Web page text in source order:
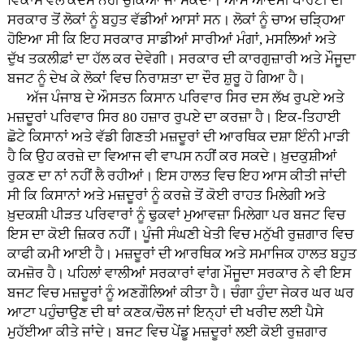
ਸਰਕਾਰ ਤੋਂ ਲੋਕਾਂ ਨੂੰ ਬਹੁਤ ਵੱਡੀਆਂ ਆਸਾਂ ਸਨ। ਲੋਕਾਂ ਨੂੰ ਚਾਅ ਚੜ੍ਹਿਆ
ਹੋਇਆ ਸੀ ਕਿ ਇਹ ਸਰਕਾਰ ਸਾਡੀਆਂ ਸਾਰੀਆਂ ਮੰਗਾਂ, ਮਸਲਿਆਂ ਅਤੇ
ਦੁੱਖ ਤਕਲੀਫ਼ਾਂ ਦਾ ਹੱਲ ਕਰ ਦੇਵੇਗੀ। ਸਰਕਾਰ ਦੀ ਕਾਰਗੁਜ਼ਾਰੀ ਅਤੇ ਮੌਜੂਦਾ
ਬਜਟ ਨੂੰ ਦੇਖ ਕੇ ਲੋਕਾਂ ਵਿਚ ਨਿਰਾਸ਼ਤਾ ਦਾ ਦੌਰ ਸ਼ੁਰੂ ਹੋ ਗਿਆ ਹੈ।
ਅੱਜ ਪੰਜਾਬ ਦੇ ਔਸਤਨ ਕਿਸਾਨ ਪਰਿਵਾਰ ਸਿਰ ਦਸ ਲੱਖ ਰੁਪਏ ਅਤੇ
ਮਜ਼ਦੂਰਾਂ ਪਰਿਵਾਰ ਸਿਰ 80 ਹਜ਼ਾਰ ਰੁਪਏ ਦਾ ਕਰਜ਼ਾ ਹੈ। ਇਕ-ਤਿਹਾਈ
ਛੋਟੇ ਕਿਸਾਨਾਂ ਅਤੇ ਵੱਡੀ ਗਿਣਤੀ ਮਜ਼ਦੂਰਾਂ ਦੀ ਆਰਥਿਕ ਦਸ਼ਾ ਇੰਨੀ ਮਾੜੀ
ਹੈ ਕਿ ਉਹ ਕਰਜ਼ੇ ਦਾ ਵਿਆਜ ਵੀ ਵਾਪਸ ਨਹੀਂ ਕਰ ਸਕਦੇ। ਖ਼ੁਦਕੁਸ਼ੀਆਂ
ਰੁਕਣ ਦਾ ਨਾਂ ਨਹੀਂ ਲੈ ਰਹੀਆਂ। ਇਸ ਹਾਲਤ ਵਿਚ ਇਹ ਆਸ ਕੀਤੀ ਜਾਂਦੀ
ਸੀ ਕਿ ਕਿਸਾਨਾਂ ਅਤੇ ਮਜ਼ਦੂਰਾਂ ਨੂੰ ਕਰਜ਼ੇ ਤੋਂ ਕੋਈ ਰਾਹਤ ਮਿਲੇਗੀ ਅਤੇ
ਖ਼ੁਦਕਸ਼ੀ ਪੀੜਤ ਪਰਿਵਾਰਾਂ ਨੂੰ ਢੁਕਵਾਂ ਮੁਆਵਜ਼ਾ ਮਿਲੇਗਾ ਪਰ ਬਜਟ ਵਿਚ
ਇਸ ਦਾ ਕੋਈ ਜ਼ਿਕਰ ਨਹੀਂ। ਪੂੰਜੀ ਸੰਘਣੀ ਖੇਤੀ ਵਿਚ ਮਨੁੱਖੀ ਰੁਜ਼ਗਾਰ ਵਿਚ
ਕਾਫੀ ਕਮੀ ਆਈ ਹੈ। ਮਜ਼ਦੂਰਾਂ ਦੀ ਆਰਥਿਕ ਅਤੇ ਸਮਾਜਿਕ ਹਾਲਤ ਬਹੁਤ
ਕਮਜ਼ੋਰ ਹੈ। ਪਹਿਲਾਂ ਵਾਲੀਆਂ ਸਰਕਾਰਾਂ ਵਾਂਗ ਮੌਜੂਦਾ ਸਰਕਾਰ ਨੇ ਵੀ ਇਸ
ਬਜਟ ਵਿਚ ਮਜ਼ਦੂਰਾਂ ਨੂੰ ਅਣਗੌਲਿਆਂ ਕੀਤਾ ਹੈ। ਚੰਗਾ ਹੁੰਦਾ ਜੇਕਰ ਘਰ ਘਰ
ਆਟਾ ਪਹੁੰਚਾਉਣ ਦੀ ਥਾਂ ਕਣਕ/ਚੌਲ ਜਾਂ ਇਨ੍ਹਾਂ ਦੀ ਖਰੀਦ ਲਈ ਪੈਸੇ
ਮੁਹੱਈਆ ਕੀਤੇ ਜਾਂਦੇ। ਬਜਟ ਵਿਚ ਪੇਂਡੂ ਮਜ਼ਦੂਰਾਂ ਲਈ ਕੋਈ ਰੁਜ਼ਗਾਰ